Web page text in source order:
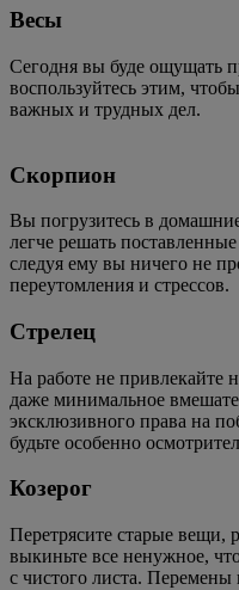
Весы
Сегодня вы буде ощущать
воспользуйтесь этим,
важных и трудных дел.
Скорпион
Вы погрузитесь в
легче решать
следуя ему вы ничего не
переутомления и стрессов.
Стрелец
На работе не привлекайте
даже минимальное
эксклюзивного права на
будьте особенно
Козерог
Перетрясите старые вещи,
выкиньте все ненужное,
с чистого листа. Перемены